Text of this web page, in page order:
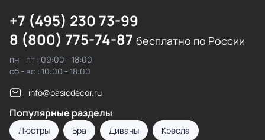
+7 (495) 230 73-99
8 (800) 775-74-87 бесплатно по России
пн - пт : 09:00 - 18:00
сб - вс : 10:00 - 18:00
info@basicdecor.ru
Популярные разделы
Люстры Бра Диваны Кресла